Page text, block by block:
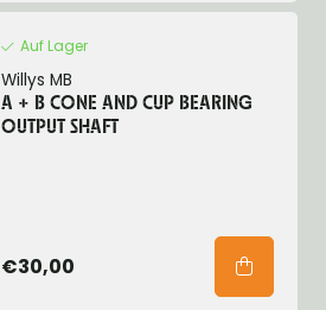
Auf Lager
Willys MB
A + B CONE AND CUP BEARING
OUTPUT SHAFT
€30,00